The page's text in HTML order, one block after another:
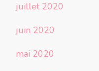
juillet 2020
juin 2020
mai 2020